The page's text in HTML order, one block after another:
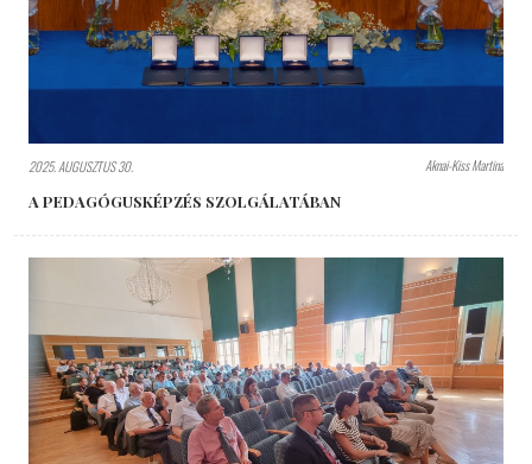
2025. AUGUSZTUS 30. Aknai-Kiss Martina
A PEDAGÓGUSKÉPZÉS SZOLGÁLATÁBAN